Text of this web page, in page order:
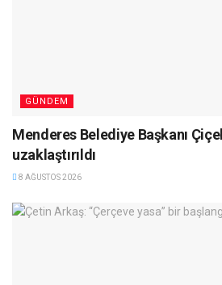
GÜNDEM
Menderes Belediye Başkanı
uzaklaştırıldı
8 AĞUSTOS 2026